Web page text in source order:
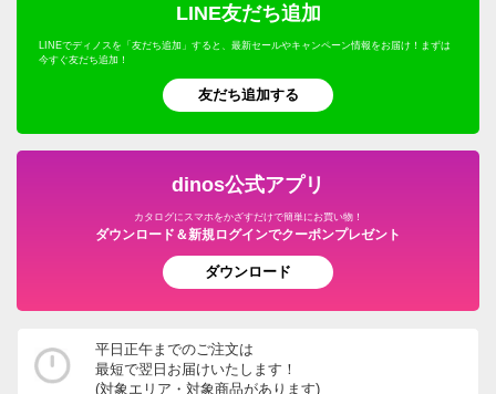
LINE友だち追加
LINEでディノスを「友だち追加」すると、最新セールやキャンペーン情報をお届け！まずは
今すぐ友だち追加！
友だち追加する
dinos公式アプリ
カタログにスマホをかざすだけで簡単にお買い物！
ダウンロード＆新規ログインでクーポンプレゼント
ダウンロード
平日正午までのご注文は
最短で翌日お届けいたします！
(対象エリア・対象商品があります)